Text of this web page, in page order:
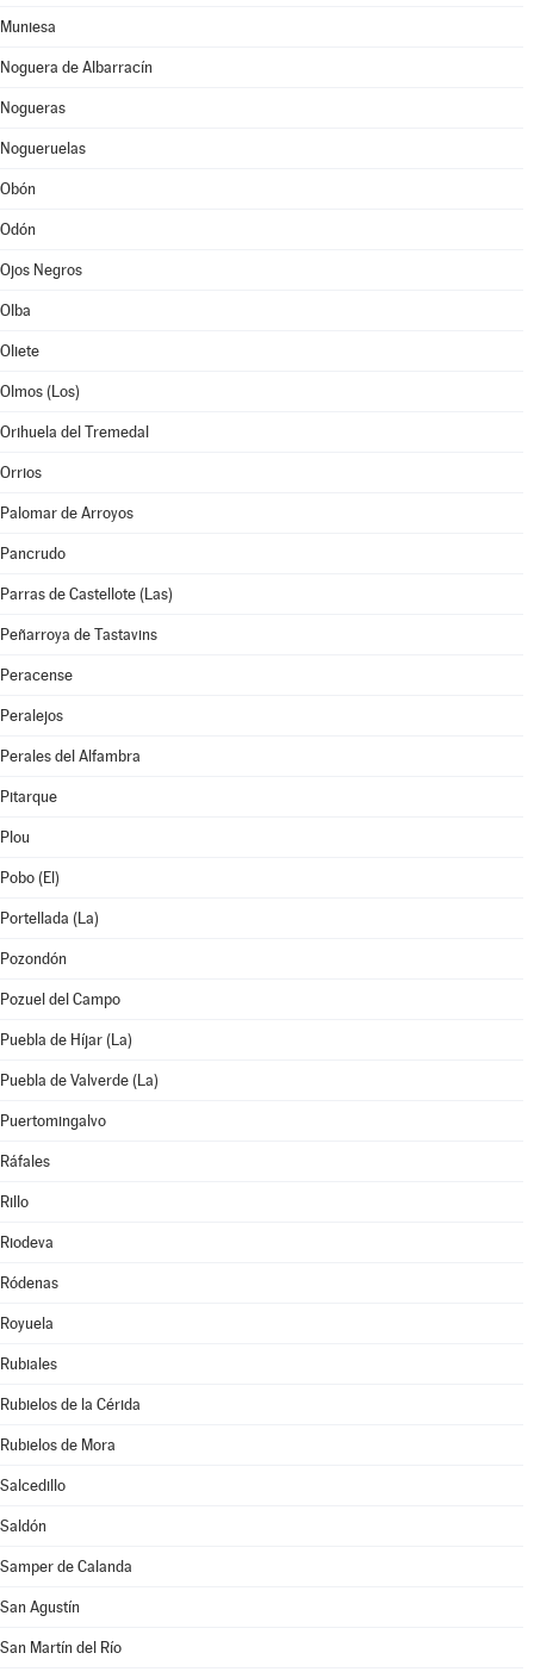
Muniesa
Noguera de Albarracín
Nogueras
Nogueruelas
Obón
Odón
Ojos Negros
Olba
Oliete
Olmos (Los)
Orihuela del Tremedal
Orrios
Palomar de Arroyos
Pancrudo
Parras de Castellote (Las)
Peñarroya de Tastavins
Peracense
Peralejos
Perales del Alfambra
Pitarque
Plou
Pobo (El)
Portellada (La)
Pozondón
Pozuel del Campo
Puebla de Híjar (La)
Puebla de Valverde (La)
Puertomingalvo
Ráfales
Rillo
Riodeva
Ródenas
Royuela
Rubiales
Rubielos de la Cérida
Rubielos de Mora
Salcedillo
Saldón
Samper de Calanda
San Agustín
San Martín del Río